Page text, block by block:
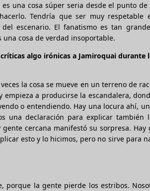
una cosa súper seria desde el punto
Tendría que ser muy respetable
escenario. El fanatismo es tan
cosa de verdad insoportable.
algo irónicas a Jamiroquai durante
la cosa se mueve en un terreno de
a producirse la escandalera,
o entendiendo. Hay una locura ahí,
una declaración para explicar también
cercana manifestó su sorpresa. Hay
esto y lo hicimos, pero no sirve para
porque la gente pierde los estribos.